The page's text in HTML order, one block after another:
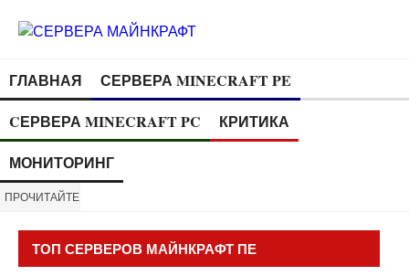
ГЛАВНАЯ
СЕРВЕРА MINECRAFT PE
CЕРВЕРА MINECRAFT PC
КРИТИКА
МОНИТОРИНГ
ПРОЧИТАЙТЕ
ТОП СЕРВЕРОВ МАЙНКРАФТ ПЕ